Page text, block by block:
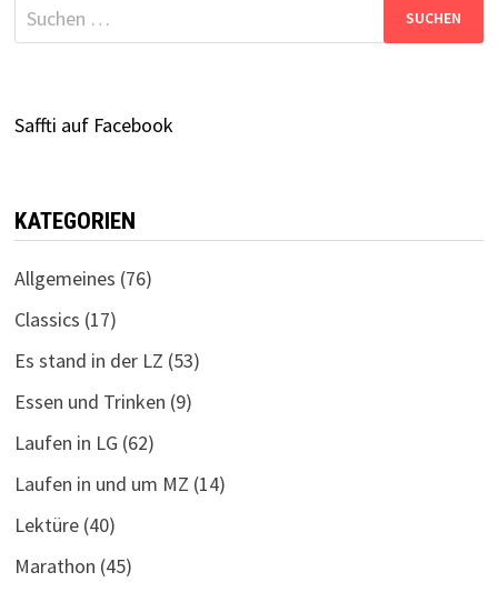
Suchen
nach:
Saffti auf Facebook
KATEGORIEN
Allgemeines (76)
Classics (17)
Es stand in der LZ (53)
Essen und Trinken (9)
Laufen in LG (62)
Laufen in und um MZ (14)
Lektüre(40)
Marathon (45)